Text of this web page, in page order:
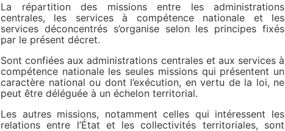
La répartition des missions entre les administrations
centrales, les services à compétence nationale et les
services déconcentrés s’organise selon les principes fixés
par le présent décret.
Sont confiées aux administrations centrales et aux services à
compétence nationale les seules missions qui présentent un
caractère national ou dont l’exécution, en vertu de la loi, ne
peut être déléguée à un échelon territorial.
Les autres missions, notamment celles qui intéressent les
relations entre l’État et les collectivités territoriales, sont